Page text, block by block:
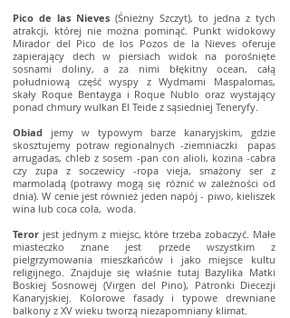
Pico de las Nieves (Śnieżny Szczyt), to jedna z tych
atrakcji, której nie można pominąć. Punkt widokowy
Mirador del Pico de los Pozos de la Nieves oferuje
zapierający dech w piersiach widok na porośnięte
sosnami doliny, a za nimi błękitny ocean, całą
południową część wyspy z Wydmami Maspalomas,
skały Roque Bentayga i Roque Nublo oraz wystający
ponad chmury wulkan El Teide z sąsiedniej Teneryfy.
Obiad jemy w typowym barze kanaryjskim, gdzie
skosztujemy potraw regionalnych -ziemniaczki papas
arrugadas, chleb z sosem -pan con alioli, kozina -cabra
czy zupa z soczewicy -ropa vieja, smażony ser z
marmoladą (potrawy mogą się różnić w zależności od
dnia). W cenie jest również jeden napój - piwo, kieliszek
wina lub coca cola, woda.
Teror jest jednym z miejsc, które trzeba zobaczyć. Małe
miasteczko znane jest przede wszystkim z
pielgrzymowania mieszkańców i jako miejsce kultu
religijnego. Znajduje się właśnie tutaj Bazylika Matki
Boskiej Sosnowej (Virgen del Pino), Patronki Diecezji
Kanaryjskiej. Kolorowe fasady i typowe drewniane
balkony z XV wieku tworzą niezapomniany klimat.